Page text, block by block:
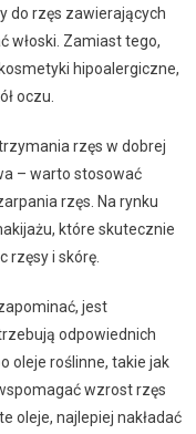
do rzęs zawierających
włoski. Zamiast tego,
hipoalergiczne,
oczu.
rzęs w dobrej
– warto stosować
rzęs. Na rynku
które skutecznie
rzęsy i skórę.
jest
odpowiednich
oleje roślinne, takie jak
wzrost rzęs
oleje, najlepiej nakładać